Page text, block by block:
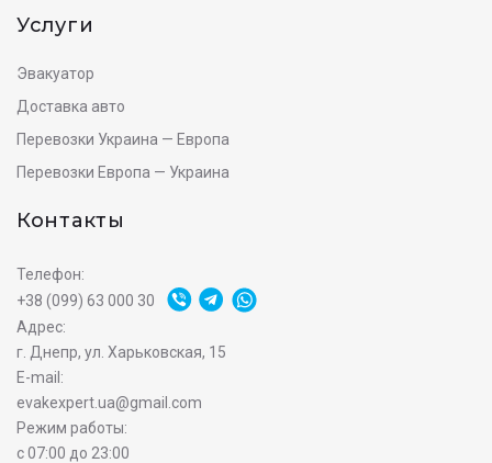
Услуги
Эвакуатор
Доставка авто
Перевозки Украина — Европа
Перевозки Европа — Украина
Контакты
Телефон:
+38 (099) 63 000 30
Адрес:
г. Днепр, ул. Харьковская, 15
E-mail:
evakexpert.ua@gmail.com
Режим работы:
с 07:00 до 23:00